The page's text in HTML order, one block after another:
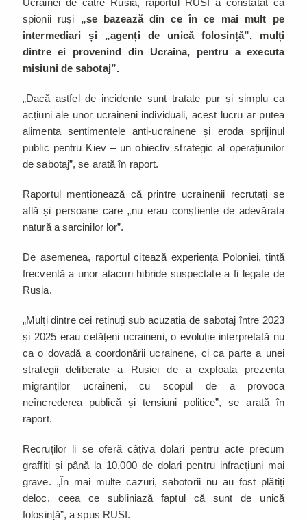
spionii ruși „se bazează din ce în ce mai mult pe
intermediari și „agenți de unică folosință”, mulți
dintre ei provenind din Ucraina, pentru a executa
misiuni de sabotaj”.
„Dacă astfel de incidente sunt tratate pur și simplu ca
acțiuni ale unor ucraineni individuali, acest lucru ar putea
alimenta sentimentele anti-ucrainene și eroda sprijinul
public pentru Kiev – un obiectiv strategic al operațiunilor
de sabotaj”, se arată în raport.
Raportul menționează că printre ucrainenii recrutați se
află și persoane care „nu erau conștiente de adevărata
natură a sarcinilor lor”.
De asemenea, raportul citează experiența Poloniei, țintă
frecventă a unor atacuri hibride suspectate a fi legate de
Rusia.
„Mulți dintre cei reținuți sub acuzația de sabotaj între 2023
și 2025 erau cetățeni ucraineni, o evoluție interpretată nu
ca o dovadă a coordonării ucrainene, ci ca parte a unei
strategii deliberate a Rusiei de a exploata prezența
migranților ucraineni, cu scopul de a provoca
neîncrederea publică și tensiuni politice”, se arată în
raport.
Recruților li se oferă câțiva dolari pentru acte precum
graffiti și până la 10.000 de dolari pentru infracțiuni mai
grave. „În mai multe cazuri, sabotorii nu au fost plătiți
deloc, ceea ce subliniază faptul că sunt de unică
folosință”, a spus RUSI.